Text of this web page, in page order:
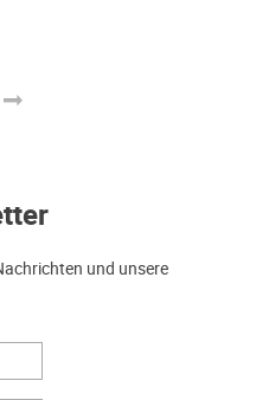
und unsere